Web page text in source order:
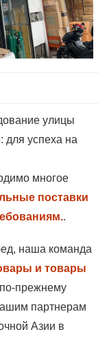
улицы
для успеха на
многое
поставки
.
наша команда
и товары
по-прежнему
партнерам
Азии в